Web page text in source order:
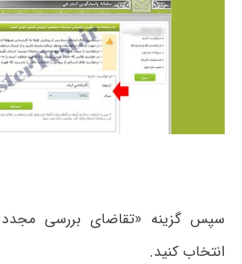
سپس گزینه «تقاضای بررسی مجدد
انتخاب کنید.